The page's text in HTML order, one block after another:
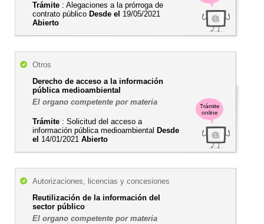
Trámite : Alegaciones a la prórroga de
contrato público Desde el 19/05/2021
Abierto
Trámite
online
Otros
Derecho de acceso a la información
pública medioambiental
El organo competente por materia
Trámite : Solicitud del acceso a
información pública medioambiental Desde
el 14/01/2021 Abierto
Autorizaciones, licencias y concesiones
Reutilización de la información del
sector público
El organo competente por materia